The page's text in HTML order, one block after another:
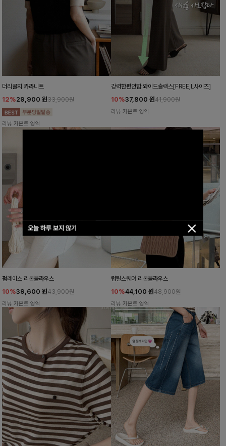
오늘 하루 보지 않기
더리골지 카라니트
12%29,900 원33,900원
리뷰 카운트 영역
강력한편안함 와이드슬랙스[FREE,L사이즈]
10%37,800 원41,900원
리뷰 카운트 영역
펌레이스 리본블라우스
10%39,600 원43,900원
리뷰 카운트 영역
럽틸스퀘어 리본블라우스
10%44,100 원48,900원
리뷰 카운트 영역